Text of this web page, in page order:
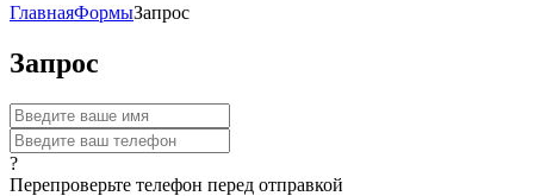
ГлавнаяФормыЗапрос
Запрос
?
Перепроверьте телефон перед отправкой